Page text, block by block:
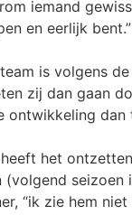
iemand
en eerlijk bent.”
is volgens
zij dan gaan
ontwikkeling
het
(volgend seizoen
“ik zie hem